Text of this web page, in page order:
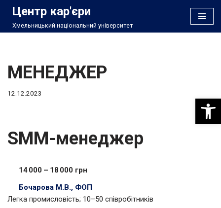
Перейти
Центр кар'єри
Хмельницький національний університет
МЕНЕДЖЕР
12.12.2023
SMM-менеджер
14 000 – 18 000 грн
Бочарова М.В., ФОП
Легка промисловість; 10–50 співробітників